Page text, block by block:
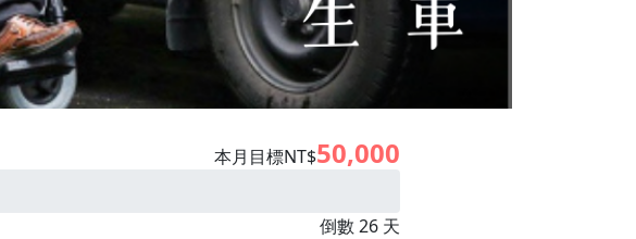
本月目標NT$50,000
倒數 26 天